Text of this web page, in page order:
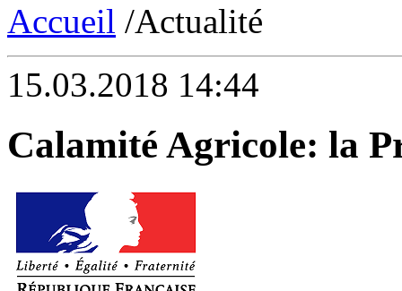
Accueil /Actualité
15.03.2018 14:44
Calamité Agricole: la